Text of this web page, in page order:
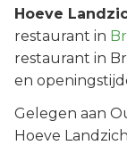
Hoeve
restaurant in
restaurant in
en
Gelegen aan
Hoeve